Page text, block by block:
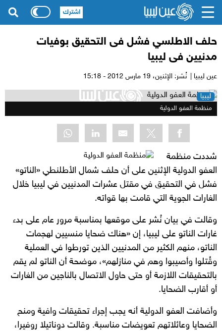
حلف الاطلسي فشل فى التحقيق بوفيات
مدنيين فى ليبيا‎
عين ليبيا | نُشر: الإثنين،
ليبيا
منظمة العفو الدولية
شددت منظمة
العفو الدولية الإثنين على أن حلف شمال الأطلنطي «الناتو»
فشل في التحقيق في مقتل عشرات المدنيين في ليبيا خلال
الغارات الجوية التي قامت بها قواته.
وقالت في بيان نُشر على موقعها بمناسبة مرور عام على بدء
غارات الناتو على ليبيا، إن «هناك ضحايا منسيين لهجمات
الناتو، منهم الكثير من المدنيين الذين تورطوا في العملية
وقُتلوا وأصيبوا وهم في منازلهم»، موضحة أن الناتو لم يقم
بالتحقيقات اللازمة أو حتى حاول الاتصال بالناجين من الغارات
أو أقارب الضحايا.
وأضافت العفو الدولية أنه يجب إجراء تحقيقات وافية ومنح
الضحايا وعائلاتهم تعويضات مناسبة. وقالت دوناتيلا روفيرا،
اشترك